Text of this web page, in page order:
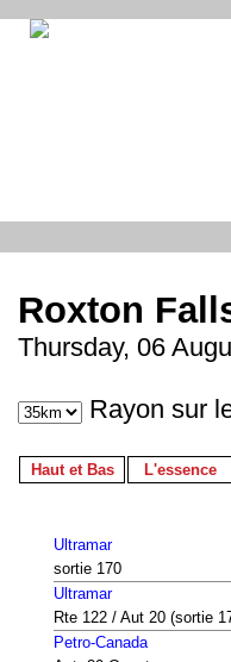
Roxton
Thursday, 06
Rayon sur
Haut et Bas L'essence
Ultramar
sortie 170
Ultramar
Rte 122 / Aut 20 (sortie
Petro-Canada